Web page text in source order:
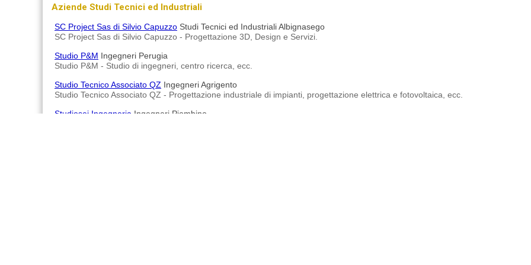
Aziende Studi Tecnici ed Industriali
SC Project Sas di Silvio Capuzzo Studi Tecnici ed Industriali Albignasego
SC Project Sas di Silvio Capuzzo - Progettazione 3D, Design e Servizi.
Studio P&M Ingegneri Perugia
Studio P&M - Studio di ingegneri, centro ricerca, ecc.
Studio Tecnico Associato QZ Ingegneri Agrigento
Studio Tecnico Associato QZ - Progettazione industriale di impianti, progettazione elettrica e fotovoltaica, ecc.
Studiosei Ingegneria Ingegneri Piombino